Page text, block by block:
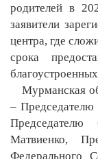
родителей в
заявители
центра, где
срока
Мурманская
–
Матвиенко,
Федерального